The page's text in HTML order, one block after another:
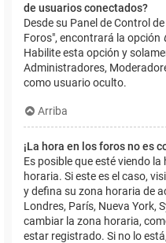
de usuarios conectados?
Desde su Panel de Control
Foros", encontrará la opción
Habilite esta opción y
Administradores,
como usuario oculto.
Arriba
¡La hora en los foros no es
Es posible que esté viendo
horaria. Si este es el caso,
y defina su zona horaria de
Londres, París, Nueva York,
cambiar la zona horaria,
estar registrado. Si no lo